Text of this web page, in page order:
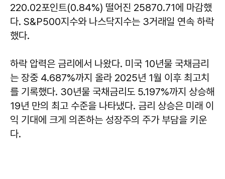
220.02포인트(0.84%) 떨어진 25870.71에 마감했
다. S&P500지수와 나스닥지수는 3거래일 연속 하락
했다.
하락 압력은 금리에서 나왔다. 미국 10년물 국채금리
는 장중 4.687%까지 올라 2025년 1월 이후 최고치
를 기록했다. 30년물 국채금리도 5.197%까지 상승해
19년 만의 최고 수준을 나타냈다. 금리 상승은 미래 이
익 기대에 크게 의존하는 성장주의 주가 부담을 키운
다.